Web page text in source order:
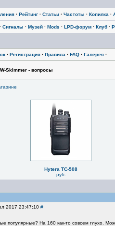
· Рейтинг· Статьи· Частоты · Копилка ·
· Сигналы · Музей· Mods · LPD-форум· Клуб·
· Регистрация· Правила · FAQ· Галерея·
Skimmer - вопросы
Hytera TC-508
руб.
2017 23:47:10 #
популярные? На 160 как-то совсем глухо.